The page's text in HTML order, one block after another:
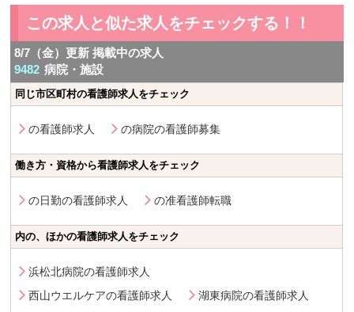
この求人と似た求人をチェックする！！
8/7（金）更新 掲載中の求人
9482 病院・施設
同じ市区町村の看護師求人をチェック
の看護師求人 の病院の看護師募集
働き方・資格から看護師求人をチェック
の日勤の看護師求人 の准看護師転職
内の、ほかの看護師求人をチェック
浜松北病院の看護師求人
西山ウエルケアの看護師求人
湖東病院の看護師求人